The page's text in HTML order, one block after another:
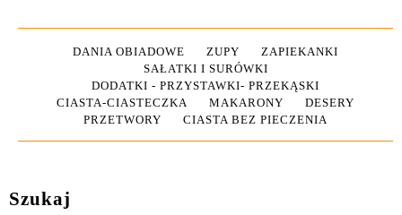
DANIA OBIADOWE ZUPY
ZAPIEKANKI
SAŁATKI I SURÓWKI
DODATKI - PRZYSTAWKI- PRZEKĄSKI
CIASTA-CIASTECZKA
MAKARONY
DESERY
PRZETWORY
CIASTA BEZ PIECZENIA
Szukaj